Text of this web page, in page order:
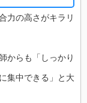
力の高さがキラリ
からも「しっかり
集中できる」と大